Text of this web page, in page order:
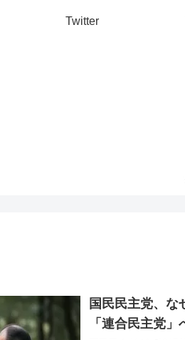
Twitter
国民民主党、な
「連合民主党